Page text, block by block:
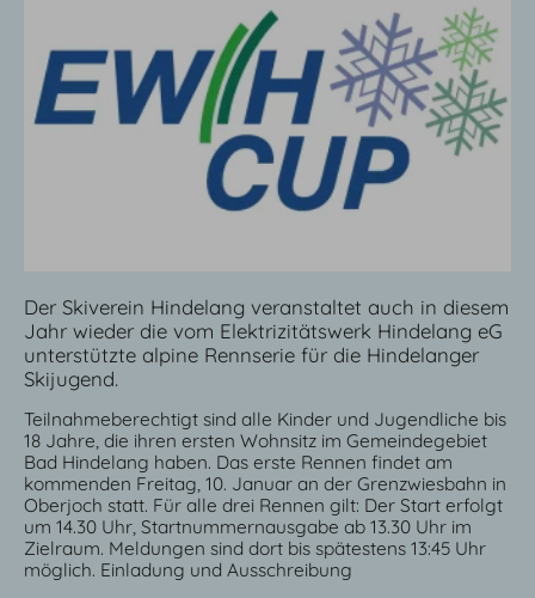
Der Skiverein Hindelang veranstaltet auch in diesem
Jahr wieder die vom Elektrizitätswerk Hindelang eG
unterstützte alpine Rennserie für die Hindelanger
Skijugend.
Teilnahmeberechtigt sind alle Kinder und Jugendliche bis
18 Jahre, die ihren ersten Wohnsitz im Gemeindegebiet
Bad Hindelang haben. Das erste Rennen findet am
kommenden Freitag, 10. Januar an der Grenzwiesbahn in
Oberjoch statt. Für alle drei Rennen gilt: Der Start erfolgt
um 14.30 Uhr, Startnummernausgabe ab 13.30 Uhr im
Zielraum. Meldungen sind dort bis spätestens 13:45 Uhr
möglich. Einladung und Ausschreibung